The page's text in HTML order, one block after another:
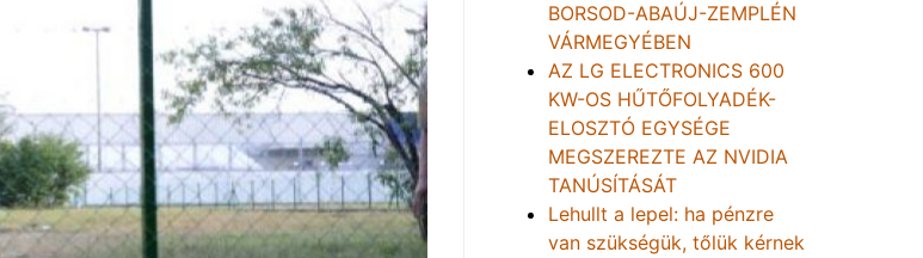
BORSOD-ABAÚJ-ZEMPLÉN
VÁRMEGYÉBEN
AZ LG ELECTRONICS 600
KW-OS HŰTŐFOLYADÉK-
ELOSZTÓ EGYSÉGE
MEGSZEREZTE AZ NVIDIA
TANÚSÍTÁSÁT
Lehullt a lepel: ha pénzre
van szükségük, tőlük kérnek